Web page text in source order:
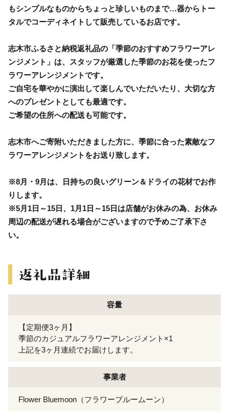
もシンプルなものからちょっと珍しいものまで…器からトー
タルでコーディネイトして販売しているお店です。
志木市ふるさと納税返礼品の「季節のおすすめフラワーアレ
ンジメント」は、スタッフが厳選した季節のお花を使ったフ
ラワーアレンジメントです。
ご自宅を華やかに演出して楽しんでいただいたり、大切な方
へのプレゼントとしても最適です。
ご希望の住所への配送も可能です。
志木市へご寄附いただきました方に、季節に合った素敵なフ
ラワーアレンジメントをお送り致します。
※8月・9月は、日持ちの良いグリーン＆ドライの花材でお作
りします。
※5月1日～15日、1月1日～15日は店舗がお休みの為、お休み
周辺の配送が遅れる場合がございますので予めご了承下さ
い。
容量
【定期便3ヶ月】
季節のカジュアルフラワーアレンジメント×1
上記を3ヶ月連続でお届けします。
事業者
Flower Bluemoon（フラワーブルームーン）